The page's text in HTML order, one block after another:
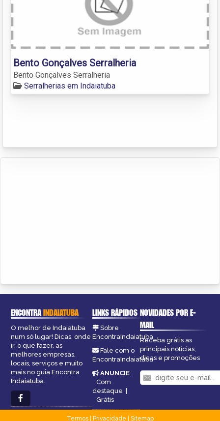
Bento Gonçalves Serralheria
Bento Gonçalves Serralheria
Serralherias em Indaiatuba
ENCONTRAINDAIATUBA
O melhor de Indaiatuba
num só lugar! Dicas, onde
ir, o que fazer, as
melhores empresas,
locais, serviços e muito
mais no guia Encontra
Indaiatuba.
LINKS RÁPIDOS
Sobre
EncontraIndaiatuba
Fale com o
EncontraIndaiatuba
ANUNCIE:
Com
destaque |
Grátis
NOVIDADES POR E-
MAIL
Receba grátis as
principais notícias,
dicas e promoções
Termos| Privacidade
Sitemap